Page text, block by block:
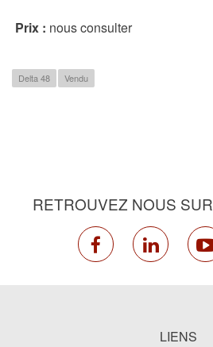
Prix : nous consulter
Delta 48 Vendu
RETROUVEZ NOUS
facebook
LIENS